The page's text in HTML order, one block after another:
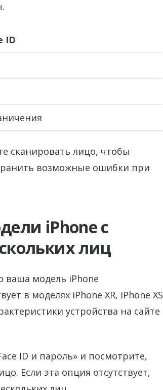
ID
сканировать лицо, чтобы
возможные ошибки при
iPhone с
лиц
ваша модель iPhone
в моделях iPhone XR, iPhone XS
устройства на сайте
ID и пароль» и посмотрите,
Если эта опция отсутствует,